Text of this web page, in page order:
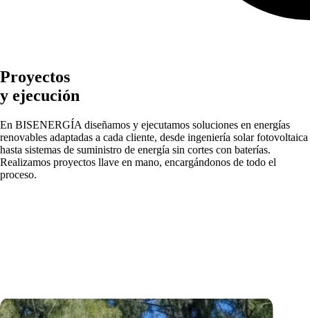
Proyectos
y ejecución
En BISENERGÍA diseñamos y ejecutamos soluciones en energías
renovables adaptadas a cada cliente, desde ingeniería solar fotovoltaica
hasta sistemas de suministro de energía sin cortes con baterías.
Realizamos proyectos llave en mano, encargándonos de todo el
proceso.